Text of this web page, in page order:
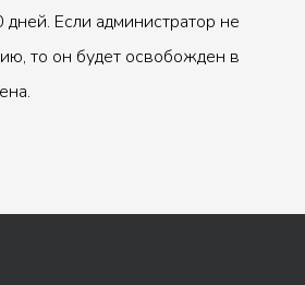
Если администратор не
то он будет освобожден в